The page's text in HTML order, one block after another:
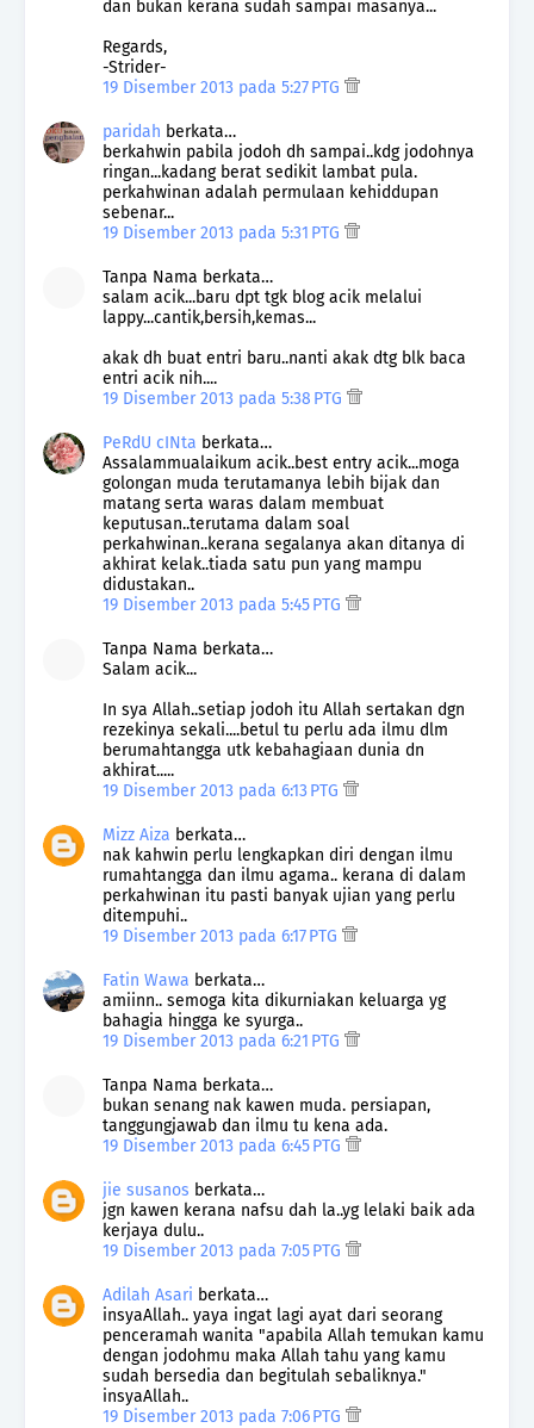
dan bukan kerana sudah sampai masanya...
Regards,
-Strider-
19 Disember 2013 pada 5:27 PTG
paridah berkata…
berkahwin pabila jodoh dh sampai..kdg jodohnya
ringan...kadang berat sedikit lambat pula.
perkahwinan adalah permulaan kehiddupan
sebenar...
19 Disember 2013 pada 5:31 PTG
Tanpa Nama berkata…
salam acik...baru dpt tgk blog acik melalui
lappy...cantik,bersih,kemas...
akak dh buat entri baru..nanti akak dtg blk baca
entri acik nih....
19 Disember 2013 pada 5:38 PTG
PeRdU cINta berkata…
Assalammualaikum acik..best entry acik...moga
golongan muda terutamanya lebih bijak dan
matang serta waras dalam membuat
keputusan..terutama dalam soal
perkahwinan..kerana segalanya akan ditanya di
akhirat kelak..tiada satu pun yang mampu
didustakan..
19 Disember 2013 pada 5:45 PTG
Tanpa Nama berkata…
Salam acik...
In sya Allah..setiap jodoh itu Allah sertakan dgn
rezekinya sekali....betul tu perlu ada ilmu dlm
berumahtangga utk kebahagiaan dunia dn
akhirat.....
19 Disember 2013 pada 6:13 PTG
Mizz Aiza berkata…
nak kahwin perlu lengkapkan diri dengan ilmu
rumahtangga dan ilmu agama.. kerana di dalam
perkahwinan itu pasti banyak ujian yang perlu
ditempuhi..
19 Disember 2013 pada 6:17 PTG
Fatin Wawa berkata…
amiinn.. semoga kita dikurniakan keluarga yg
bahagia hingga ke syurga..
19 Disember 2013 pada 6:21 PTG
Tanpa Nama berkata…
bukan senang nak kawen muda. persiapan,
tanggungjawab dan ilmu tu kena ada.
19 Disember 2013 pada 6:45 PTG
jie susanos berkata…
jgn kawen kerana nafsu dah la..yg lelaki baik ada
kerjaya dulu..
19 Disember 2013 pada 7:05 PTG
Adilah Asari berkata…
insyaAllah.. yaya ingat lagi ayat dari seorang
penceramah wanita "apabila Allah temukan kamu
dengan jodohmu maka Allah tahu yang kamu
sudah bersedia dan begitulah sebaliknya."
insyaAllah..
19 Disember 2013 pada 7:06 PTG